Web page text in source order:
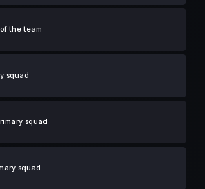
the team
squad
squad
squad